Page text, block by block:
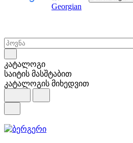
კატალოგი
საიტის მასშტაბით
კატალოგის მიხედვით